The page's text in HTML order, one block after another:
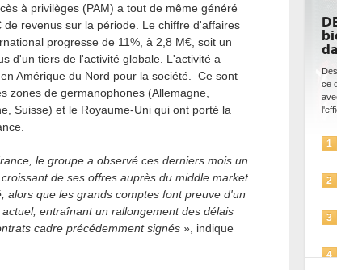
à privilèges (PAM) a tout de même généré
de revenus sur la période. Le chiffre d'affaires
progresse de 11%, à 2,8 M€, soit un
d'un tiers de l'activité globale. L'activité a
Amérique du Nord pour la société. Ce sont
zones de germanophones (Allemagne,
Suisse) et le Royaume-Uni qui ont porté la
le groupe a observé ces derniers mois un
de ses offres auprès du middle market
alors que les grands comptes font preuve d'un
entraînant un rallongement des délais
cadre précédemment signés » , indique
ce
1
2
3
4